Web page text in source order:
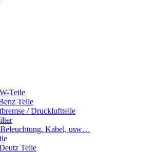
Teile
Teile
/ Druckluftteile
Kabel, usw…
Teile